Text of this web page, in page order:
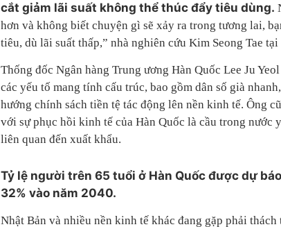
cắt giảm lãi suất không thể thúc đẩy tiêu dùng.
hơn và không biết chuyện gì sẽ xảy ra trong tương lai,
tiêu, dù lãi suất thấp,” nhà nghiên cứu Kim Seong Tae
Thống đốc Ngân hàng Trung ương Hàn Quốc Lee Ju
các yếu tố mang tính cấu trúc, bao gồm dân số già
hướng chính sách tiền tệ tác động lên nền kinh tế. Ông
với sự phục hồi kinh tế của Hàn Quốc là cầu trong nước
liên quan đến xuất khẩu.
Tỷ lệ người trên 65 tuổi ở Hàn Quốc được dự
32% vào năm 2040.
Nhật Bản và nhiều nền kinh tế khác đang gặp phải